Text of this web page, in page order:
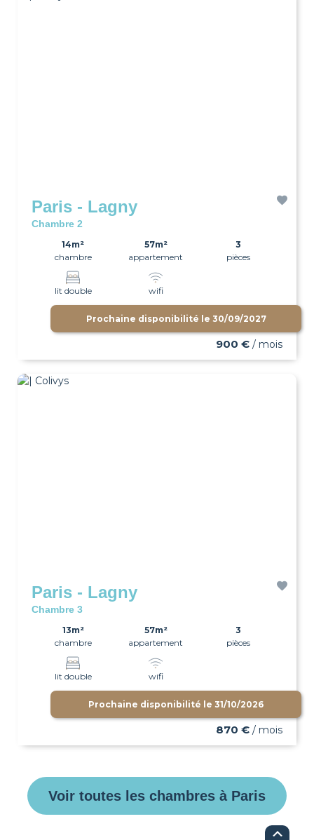
Paris - Lagny
Chambre 2
14m²
chambre
57m²
appartement
3
pièces
lit double wifi
Prochaine disponibilité le 30/09/2027
900 € / mois
Paris - Lagny
Chambre 3
13m²
chambre
57m²
appartement
3
pièces
lit double wifi
Prochaine disponibilité le 31/10/2026
870 € / mois
Voir toutes les chambres à Paris